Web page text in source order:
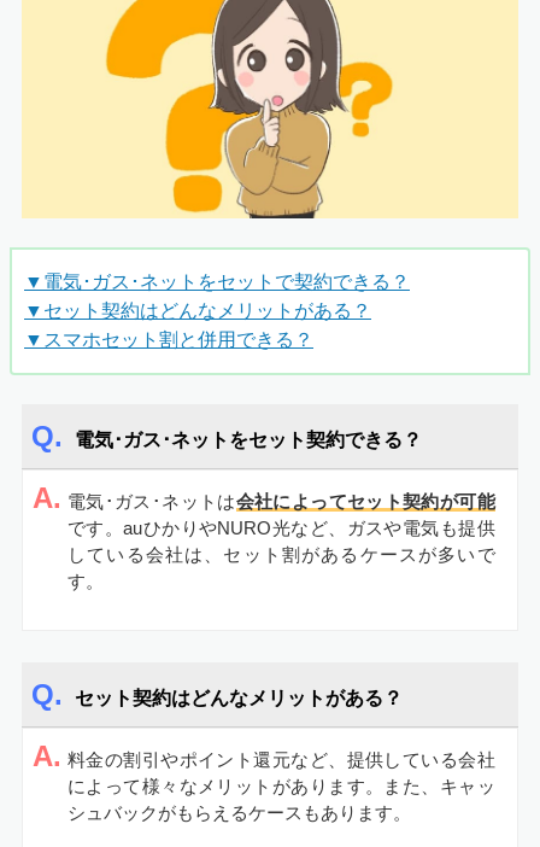
▼電気･ガス･ネットをセットで契約できる？
▼セット契約はどんなメリットがある？
▼スマホセット割と併用できる？
電気･ガス･ネットをセット契約できる？
A. 電気･ガス･ネットは会社によってセット契約が可能
です。auひかりやNURO光など、ガスや電気も提供
している会社は、セット割があるケースが多いで
す。
セット契約はどんなメリットがある？
A. 料金の割引やポイント還元など、提供している会社
によって様々なメリットがあります。また、キャッ
シュバックがもらえるケースもあります。